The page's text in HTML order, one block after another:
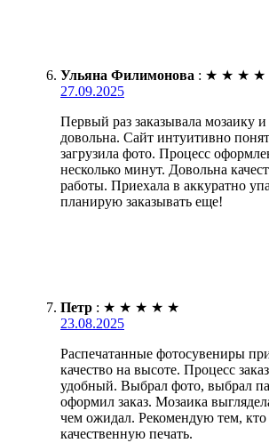
Ульяна Филимонова : ★ ★ ★ ★
27.09.2025
Первый раз заказывала мозаику и
довольна. Сайт интуитивно
загрузила фото. Процесс
несколько минут. Довольна
работы. Приехала в аккуратно
планирую заказывать еще!
Петр : ★ ★ ★ ★ ★
23.08.2025
Распечатанные фотосувениры
качество на высоте. Процесс
удобный. Выбрал фото, выбрал
оформил заказ. Мозаика
чем ожидал. Рекомендую тем,
качественную печать.